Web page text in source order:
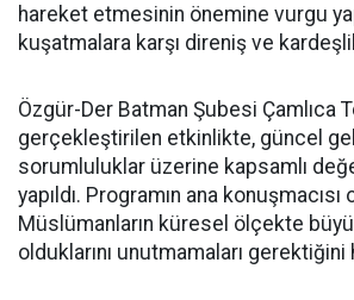
hareket etmesinin önemine vurgu
kuşatmalara karşı direniş ve
Özgür-Der Batman Şubesi Çamlıca
gerçekleştirilen etkinlikte, güncel
sorumluluklar üzerine kapsamlı
yapıldı. Programın ana konuşmacısı
Müslümanların küresel ölçekte
olduklarını unutmamaları gerektiğini